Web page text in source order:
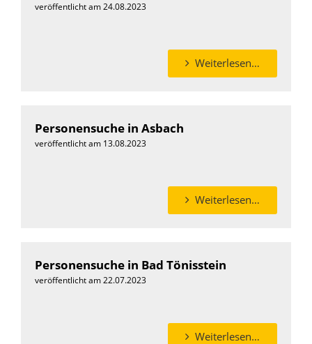
veröffentlicht am 24.08.2023
Weiterlesen…
Personensuche in Asbach
veröffentlicht am 13.08.2023
Weiterlesen…
Personensuche in Bad Tönisstein
veröffentlicht am 22.07.2023
Weiterlesen…